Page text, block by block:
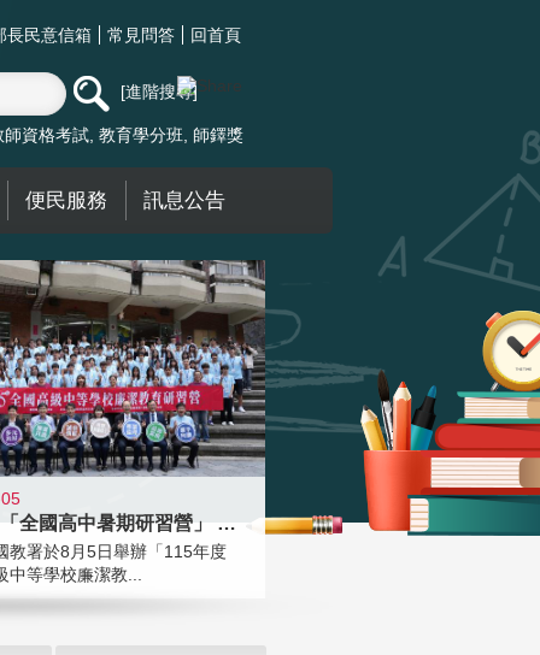
長民意信箱 常見問答 回首頁
進階搜尋
師資格考試 教育學分班 師鐸獎
便民服務 訊息公告
國教署「全國高中暑期研習營」 以多
教署於8月5日舉辦「115年度
中等學校廉潔教...